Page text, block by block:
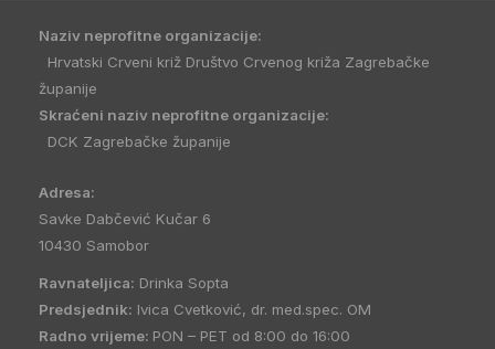
Naziv neprofitne organizacije:
Hrvatski Crveni križ Društvo Crvenog križa Zagrebačke
županije
Skraćeni naziv neprofitne organizacije:
DCK Zagrebačke županije
Adresa:
Savke Dabčević Kučar 6
10430 Samobor
Ravnateljica: Drinka Sopta
Predsjednik: Ivica Cvetković, dr. med.spec. OM
Radno vrijeme: PON – PET od 8:00 do 16:00